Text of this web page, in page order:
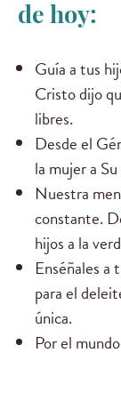
de hoy:
Guía a tus
Cristo dijo
libres.
Desde el
la mujer a
Nuestra
constante.
hijos a la
Enséñales
para el
única.
Por el